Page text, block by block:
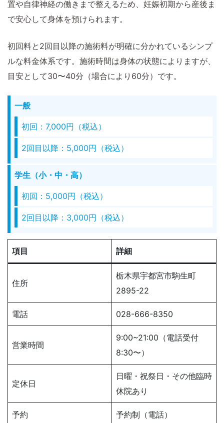
置や自律神経の働きまで整えるため、妊娠初期から産後ま
で安心して身体を預けられます。
初回料と2回目以降の施術料が明確に分かれているシンプ
ルな料金体系です。施術時間は身体の状態によりますが、
目安として30〜40分（場合により60分）です。
一般
初回：7,000円（税込）
2回目以降：5,000円（税込）
学生（小・中・高）
初回：5,000円（税込）
2回目以降：3,000円（税込）
項目 詳細
住所
栃木県宇都宮市駒生町
2895-22
電話 028-666-8350
営業時間
9:00~21:00（電話受付
8:30〜）
定休日
日曜・祝祭日・その他臨時
休院あり
予約 予約制（電話）